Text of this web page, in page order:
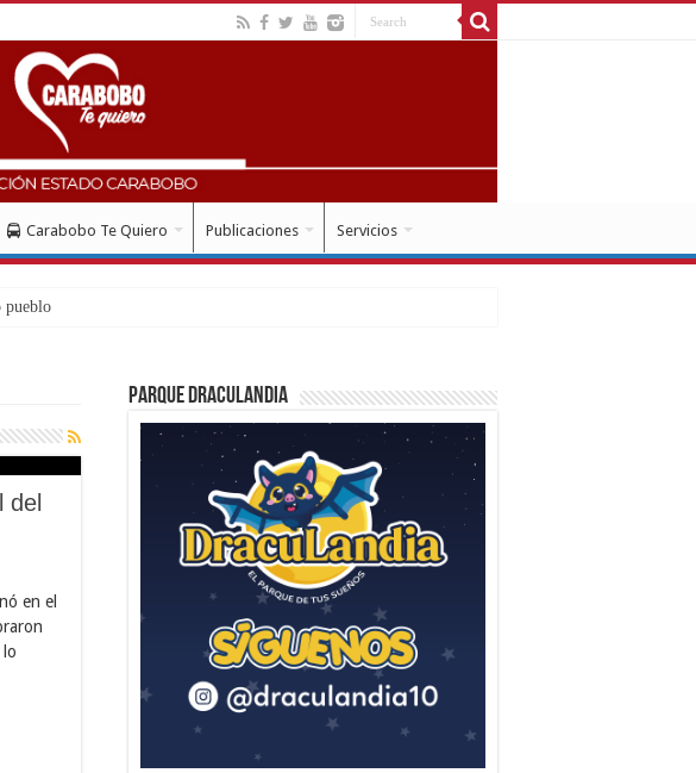
Carabobo Te Quiero Publicaciones Servicios
del
en el
Parque Draculandia